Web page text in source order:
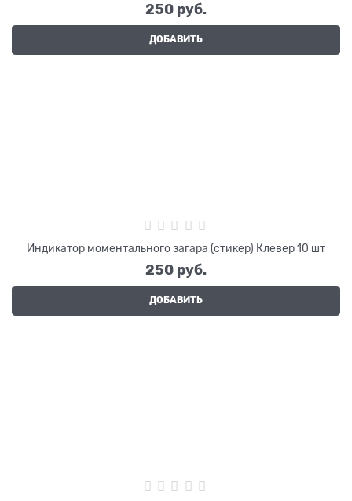
250 руб.
ДОБАВИТЬ
Индикатор моментального загара (стикер) Клевер 10 шт
250 руб.
ДОБАВИТЬ